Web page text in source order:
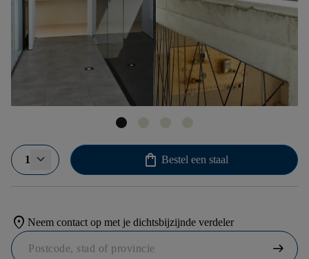
1 shopping_bag Bestel een staal
location_on Neem contact op met je dichtsbijzijnde verdeler
arrow_right_alt